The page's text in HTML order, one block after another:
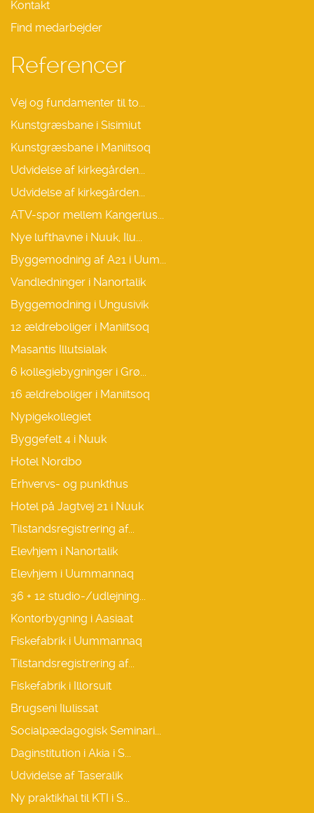
Kontakt
Find medarbejder
Referencer
Vej og fundamenter til to...
Kunstgræsbane i Sisimiut
Kunstgræsbane i Maniitsoq
Udvidelse af kirkegården...
Udvidelse af kirkegården...
ATV-spor mellem Kangerlus...
Nye lufthavne i Nuuk, Ilu...
Byggemodning af A21 i Uum...
Vandledninger i Nanortalik
Byggemodning i Ungusivik
12 ældreboliger i Maniitsoq
Masantis Illutsialak
6 kollegiebygninger i Grø...
16 ældreboliger i Maniitsoq
Nypigekollegiet
Byggefelt 4 i Nuuk
Hotel Nordbo
Erhvervs- og punkthus
Hotel på Jagtvej 21 i Nuuk
Tilstandsregistrering af...
Elevhjem i Nanortalik
Elevhjem i Uummannaq
36 + 12 studio-/udlejning...
Kontorbygning i Aasiaat
Fiskefabrik i Uummannaq
Tilstandsregistrering af...
Fiskefabrik i Illorsuit
Brugseni Ilulissat
Socialpædagogisk Seminari...
Daginstitution i Akia i S...
Udvidelse af Taseralik
Ny praktikhal til KTI i S...